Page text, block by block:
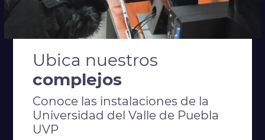
Ubica nuestros
complejos
Conoce las instalaciones de la
Universidad del Valle de Puebla
UVP